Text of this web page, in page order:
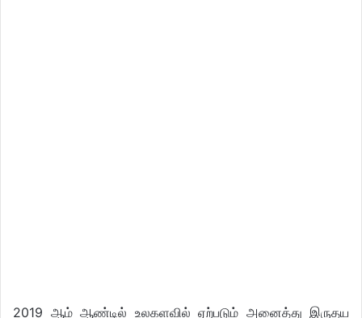
2019 ஆம் ஆண்டில் உலகளவில் ஏற்படும் அனைத்து இருதய